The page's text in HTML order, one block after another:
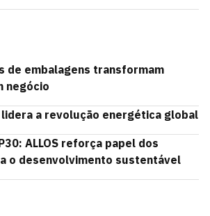
de embalagens transformam
negócio
lidera a revolução energética global
ALLOS reforça papel dos
o desenvolvimento sustentável